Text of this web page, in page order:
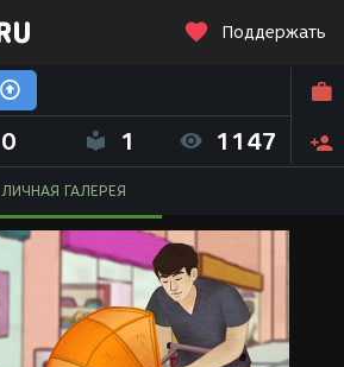
Поддержать
0 1 1147
ЛИЧНАЯ ГАЛЕРЕЯ